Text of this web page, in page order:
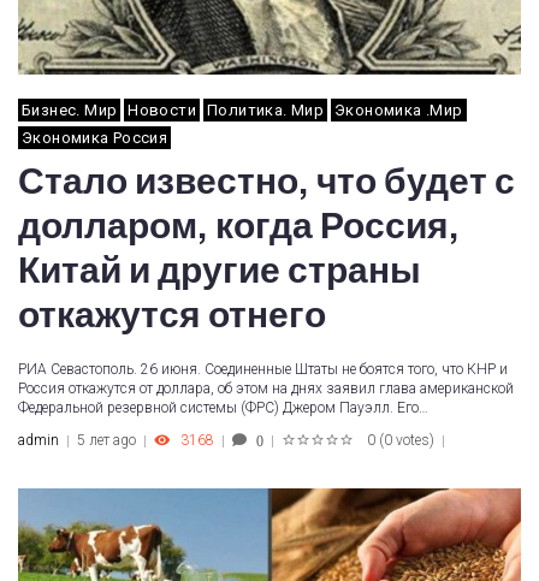
Бизнес. Мир Новости Политика. Мир
Экономика .Мир
Экономика Россия
Стало известно, что будет с
долларом, когда Россия,
Китай и другие страны
откажутся отнего
РИА Севастополь. 26 июня. Соединенные Штаты не боятся того, что КНР и
Россия откажутся от доллара, об этом на днях заявил глава американской
Федеральной резервной системы (ФРС) Джером Пауэлл. Его…
admin
5 лет ago 3168 0 0 (0 votes)